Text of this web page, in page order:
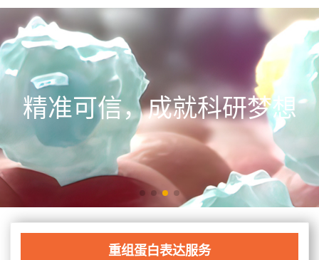
精准可信，成就科研梦想
重组蛋白表达服务